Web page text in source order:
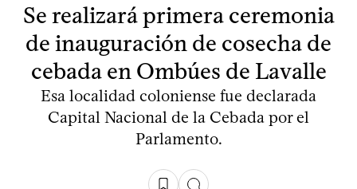
Se realizará primera ceremonia
de inauguración de cosecha de
cebada en Ombúes de Lavalle
Esa localidad coloniense fue declarada
Capital Nacional de la Cebada por el
Parlamento.